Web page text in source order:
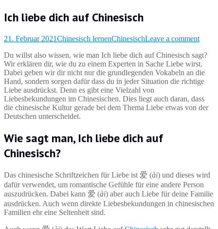
Ich liebe dich auf Chinesisch
21. Februar 2021Chinesisch lernenChinesischLeave a comment
Du willst also wissen, wie man Ich liebe dich auf Chinesisch sagt?
Wir erklären dir, wie du zu einem Experten in Sache Liebe wirst.
Dabei geben wir dir nicht nur die grundlegenden Vokabeln an die
Hand, sondern sorgen dafür dass du in jeder Situation die richtige
Liebe ausdrückst. Denn es gibt eine Vielzahl von
Liebesbekundungen im Chinesischen. Dies liegt auch daran, dass
die chinesische Kultur gerade bei dem Thema Liebe etwas von der
Deutschen unterscheidet.
Wie sagt man, Ich liebe dich auf
Chinesisch?
Das chinesische Schriftzeichen für Liebe ist 爱 (ài) und dieses wird
dafür verwendet, um romantische Gefühle für eine andere Person
auszudrücken. Dabei kann 爱 (ài) aber auch Liebe für deine Familie
ausdrücken. Auch wenn direkte Liebesbekundungen in chinesischen
Familien ehr eine Seltenheit sind.